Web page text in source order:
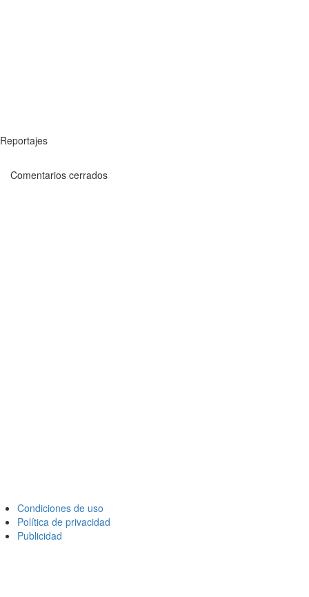
Reportajes
Comentarios cerrados
Condiciones de uso
Política de privacidad
Publicidad